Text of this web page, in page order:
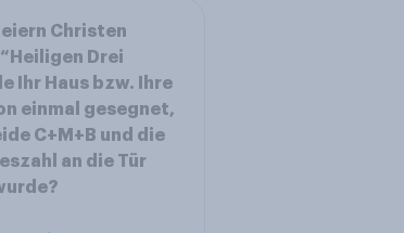
Christen
Drei
Ihr Haus bzw. Ihre
einmal gesegnet,
C+M+B und die
an die Tür